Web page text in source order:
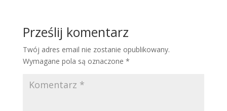
Prześlij komentarz
Twój adres email nie zostanie opublikowany.
Wymagane pola są oznaczone *